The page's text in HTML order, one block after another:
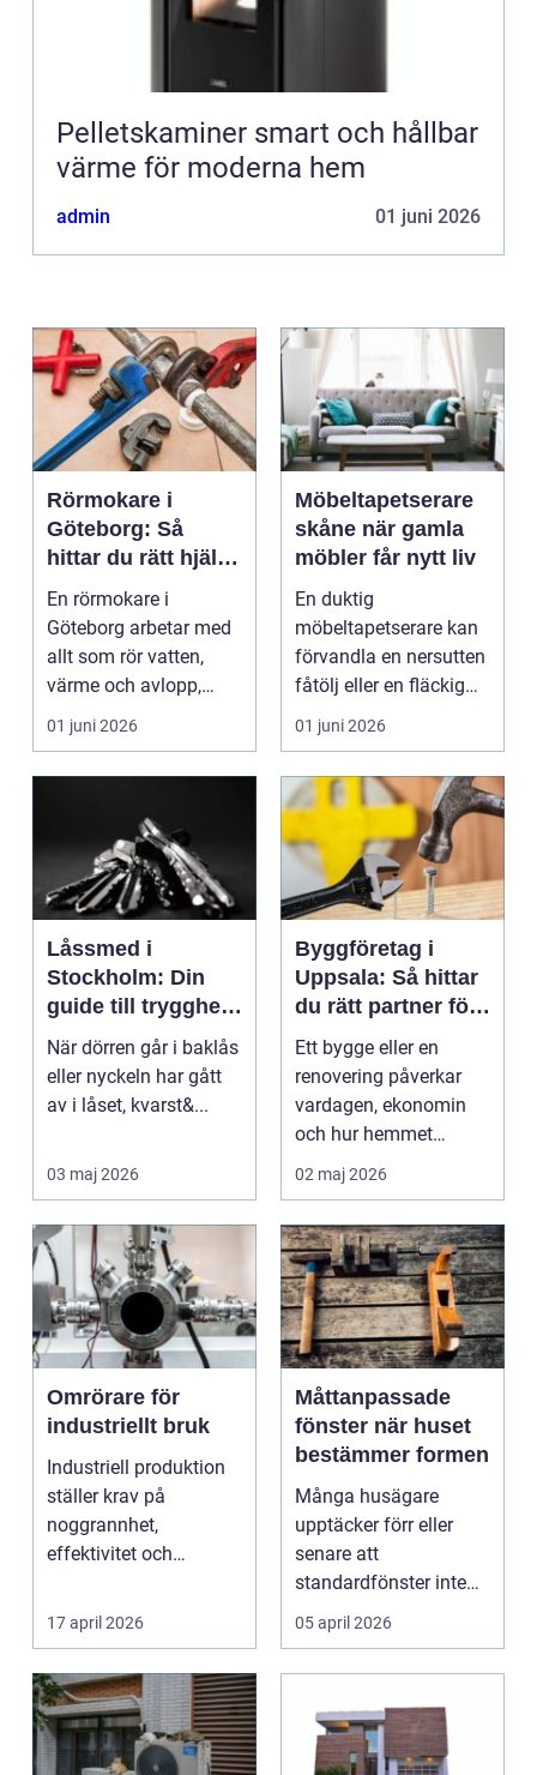
Pelletskaminer smart och hållbar
värme för moderna hem
admin 01 juni 2026
Rörmokare i
Göteborg: Så
hittar du rätt hjälp
för vatten, värme
och avlopp
En rörmokare i
Göteborg arbetar med
allt som rör vatten,
värme och avlopp,
b&ari...
01 juni 2026
Möbeltapetserare
skåne när gamla
möbler får nytt liv
En duktig
möbeltapetserare kan
förvandla en nersutten
fåtölj eller en fläckig
soffa till en favoritm...
01 juni 2026
Låssmed i
Stockholm: Din
guide till trygghet
och säkerhet
När dörren går i baklås
eller nyckeln har gått
av i låset, kvarst&...
03 maj 2026
Byggföretag i
Uppsala: Så hittar
du rätt partner för
ditt projekt
Ett bygge eller en
renovering påverkar
vardagen, ekonomin
och hur hemmet
fungerar under l&arin...
02 maj 2026
Omrörare för
industriellt bruk
Industriell produktion
ställer krav på
noggrannhet,
effektivitet och
17 april 2026
Måttanpassade
fönster när huset
bestämmer formen
Många husägare
upptäcker förr eller
senare att
standardfönster inte
riktigt passar. Kanske
är huset ...
05 april 2026